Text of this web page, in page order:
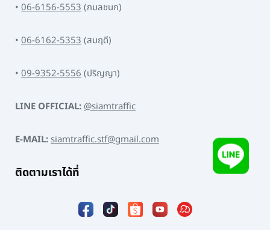
• 06-6156-5553(กมลชนก)
• 06-6162-5353(สมฤดี)
• 09-9352-5556(ปริญญา)
LINE OFFICIAL:@siamtraffic
E-MAIL:siamtraffic.stf@gmail.com
ติดตามเราได้ที่